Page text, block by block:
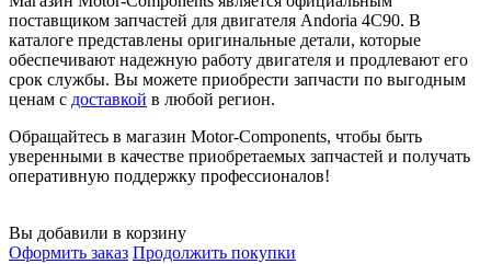
поставщиком запчастей для двигателя Andoria 4C90. В
каталоге представлены оригинальные детали, которые
обеспечивают надежную работу двигателя и продлевают его
срок службы. Вы можете приобрести запчасти по выгодным
ценам с доставкой в любой регион.
Обращайтесь в магазин Motor-Components, чтобы быть
уверенными в качестве приобретаемых запчастей и получать
оперативную поддержку профессионалов!
Вы добавили в корзину
Оформить заказ Продолжить покупки